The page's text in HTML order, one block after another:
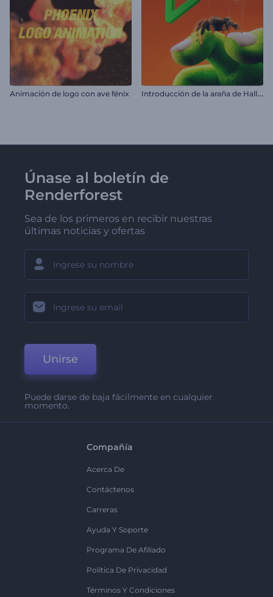
Animación de logo con ave fénix I
ntroducción de la araña de Halloween
Únase al boletín de
Renderforest
Sea de los primeros en recibir nuestras
últimas noticias y ofertas
Unirse
Puede darse de baja fácilmente en cualquier
momento.
Compañía
Acerca De
Contáctenos
Carreras
Ayuda Y Soporte
Programa De Afiliado
Política De Privacidad
Términos Y Condiciones